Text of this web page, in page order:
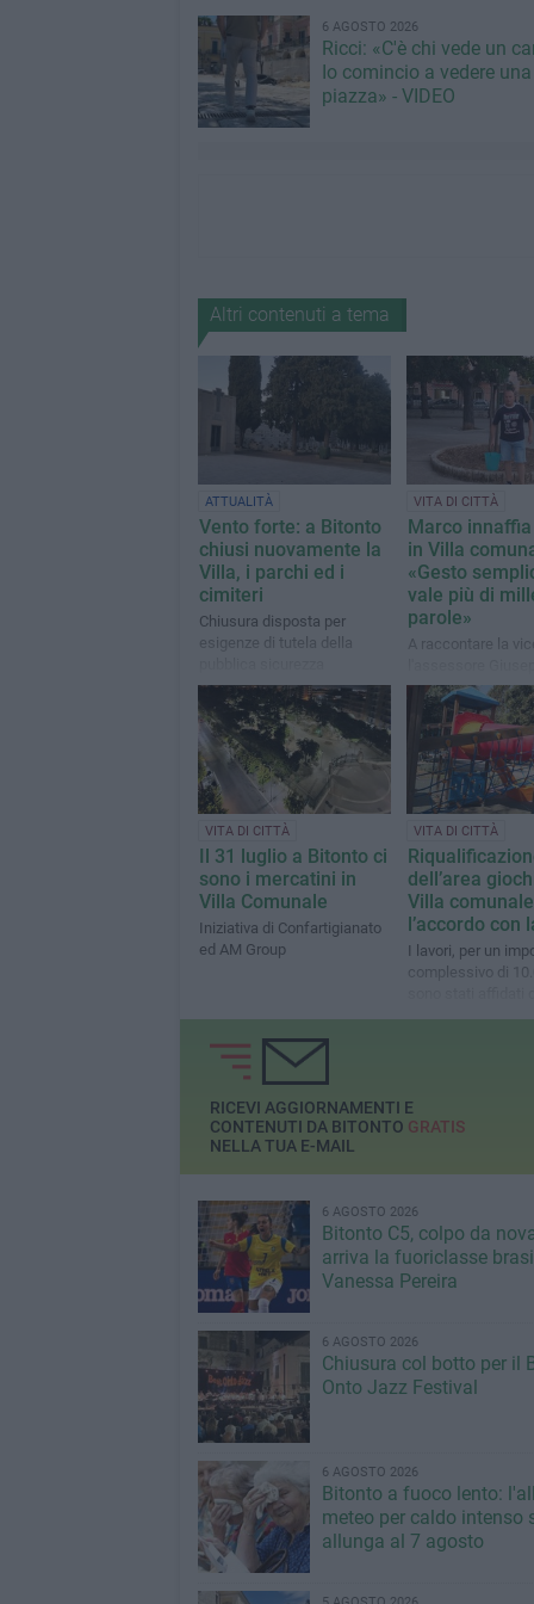
6 AGOSTO 2026
Ricci: «C'è chi vede un
Io comincio a vedere una
piazza» - VIDEO
Altri contenuti a tema
ATTUALITÀ
Vento forte: a Bitonto
chiusi nuovamente la
Villa, i parchi ed i
cimiteri
Chiusura disposta per
esigenze di tutela della
VITA DI CITTÀ
Marco
in Villa
«Gesto
vale più di
parole»
A raccontare la
Santoruvo:
ogni giorno,
bellezza»
VITA DI CITTÀ
Il 31 luglio a Bitonto ci
sono i mercatini in
Villa Comunale
Iniziativa di Confartigianato
ed AM Group
VITA DI CITTÀ
dell’area
Villa
l’accordo con
I lavori, per un
complessivo di
Servizio per i
RICEVI AGGIORNAMENTI E
CONTENUTI DA BITONTO GRATIS
NELLA TUA E-MAIL
6 AGOSTO 2026
Bitonto C5, colpo da
arriva la fuoriclasse
Vanessa Pereira
6 AGOSTO 2026
Chiusura col botto per il
Onto Jazz Festival
6 AGOSTO 2026
Bitonto a fuoco lento:
meteo per caldo intenso
allunga al 7 agosto